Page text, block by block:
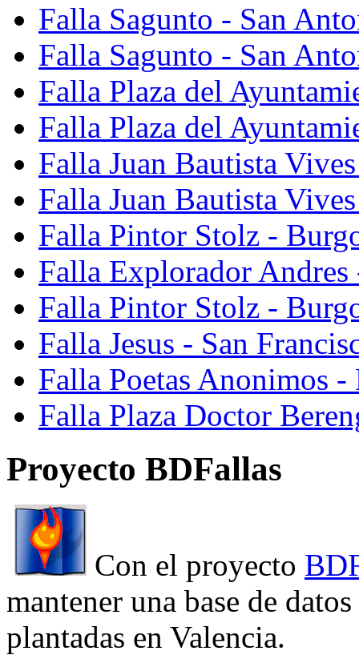
Falla Sagunto - San
Falla Sagunto - San
Falla Plaza del
Falla Plaza del
Falla Juan Bautista
Falla Juan Bautista
Falla Pintor Stolz -
Falla Explorador Andres
Falla Pintor Stolz -
Falla Jesus - San
Falla Poetas Anonimos
Falla Plaza Doctor
Proyecto BDFallas
Con el proyecto
mantener una base de
plantadas en Valencia.